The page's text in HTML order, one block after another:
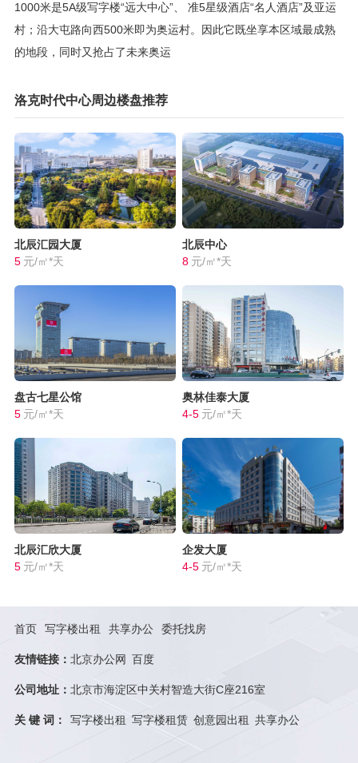
1000米是5A级写字楼“远大中心”、 准5星级酒店“名人酒店”及亚运
村；沿大屯路向西500米即为奥运村。因此它既坐享本区域最成熟
的地段，同时又抢占了未来奥运
洛克时代中心周边楼盘推荐
北辰汇园大厦
5 元/㎡*天
北辰中心
8 元/㎡*天
盘古七星公馆
5 元/㎡*天
奥林佳泰大厦
4-5 元/㎡*天
北辰汇欣大厦
5 元/㎡*天
企发大厦
4-5 元/㎡*天
首页 写字楼出租 共享办公 委托找房
友情链接： 北京办公网 百度
公司地址： 北京市海淀区中关村智造大街C座216室
关 键 词： 写字楼出租 写字楼租赁 创意园出租 共享办公